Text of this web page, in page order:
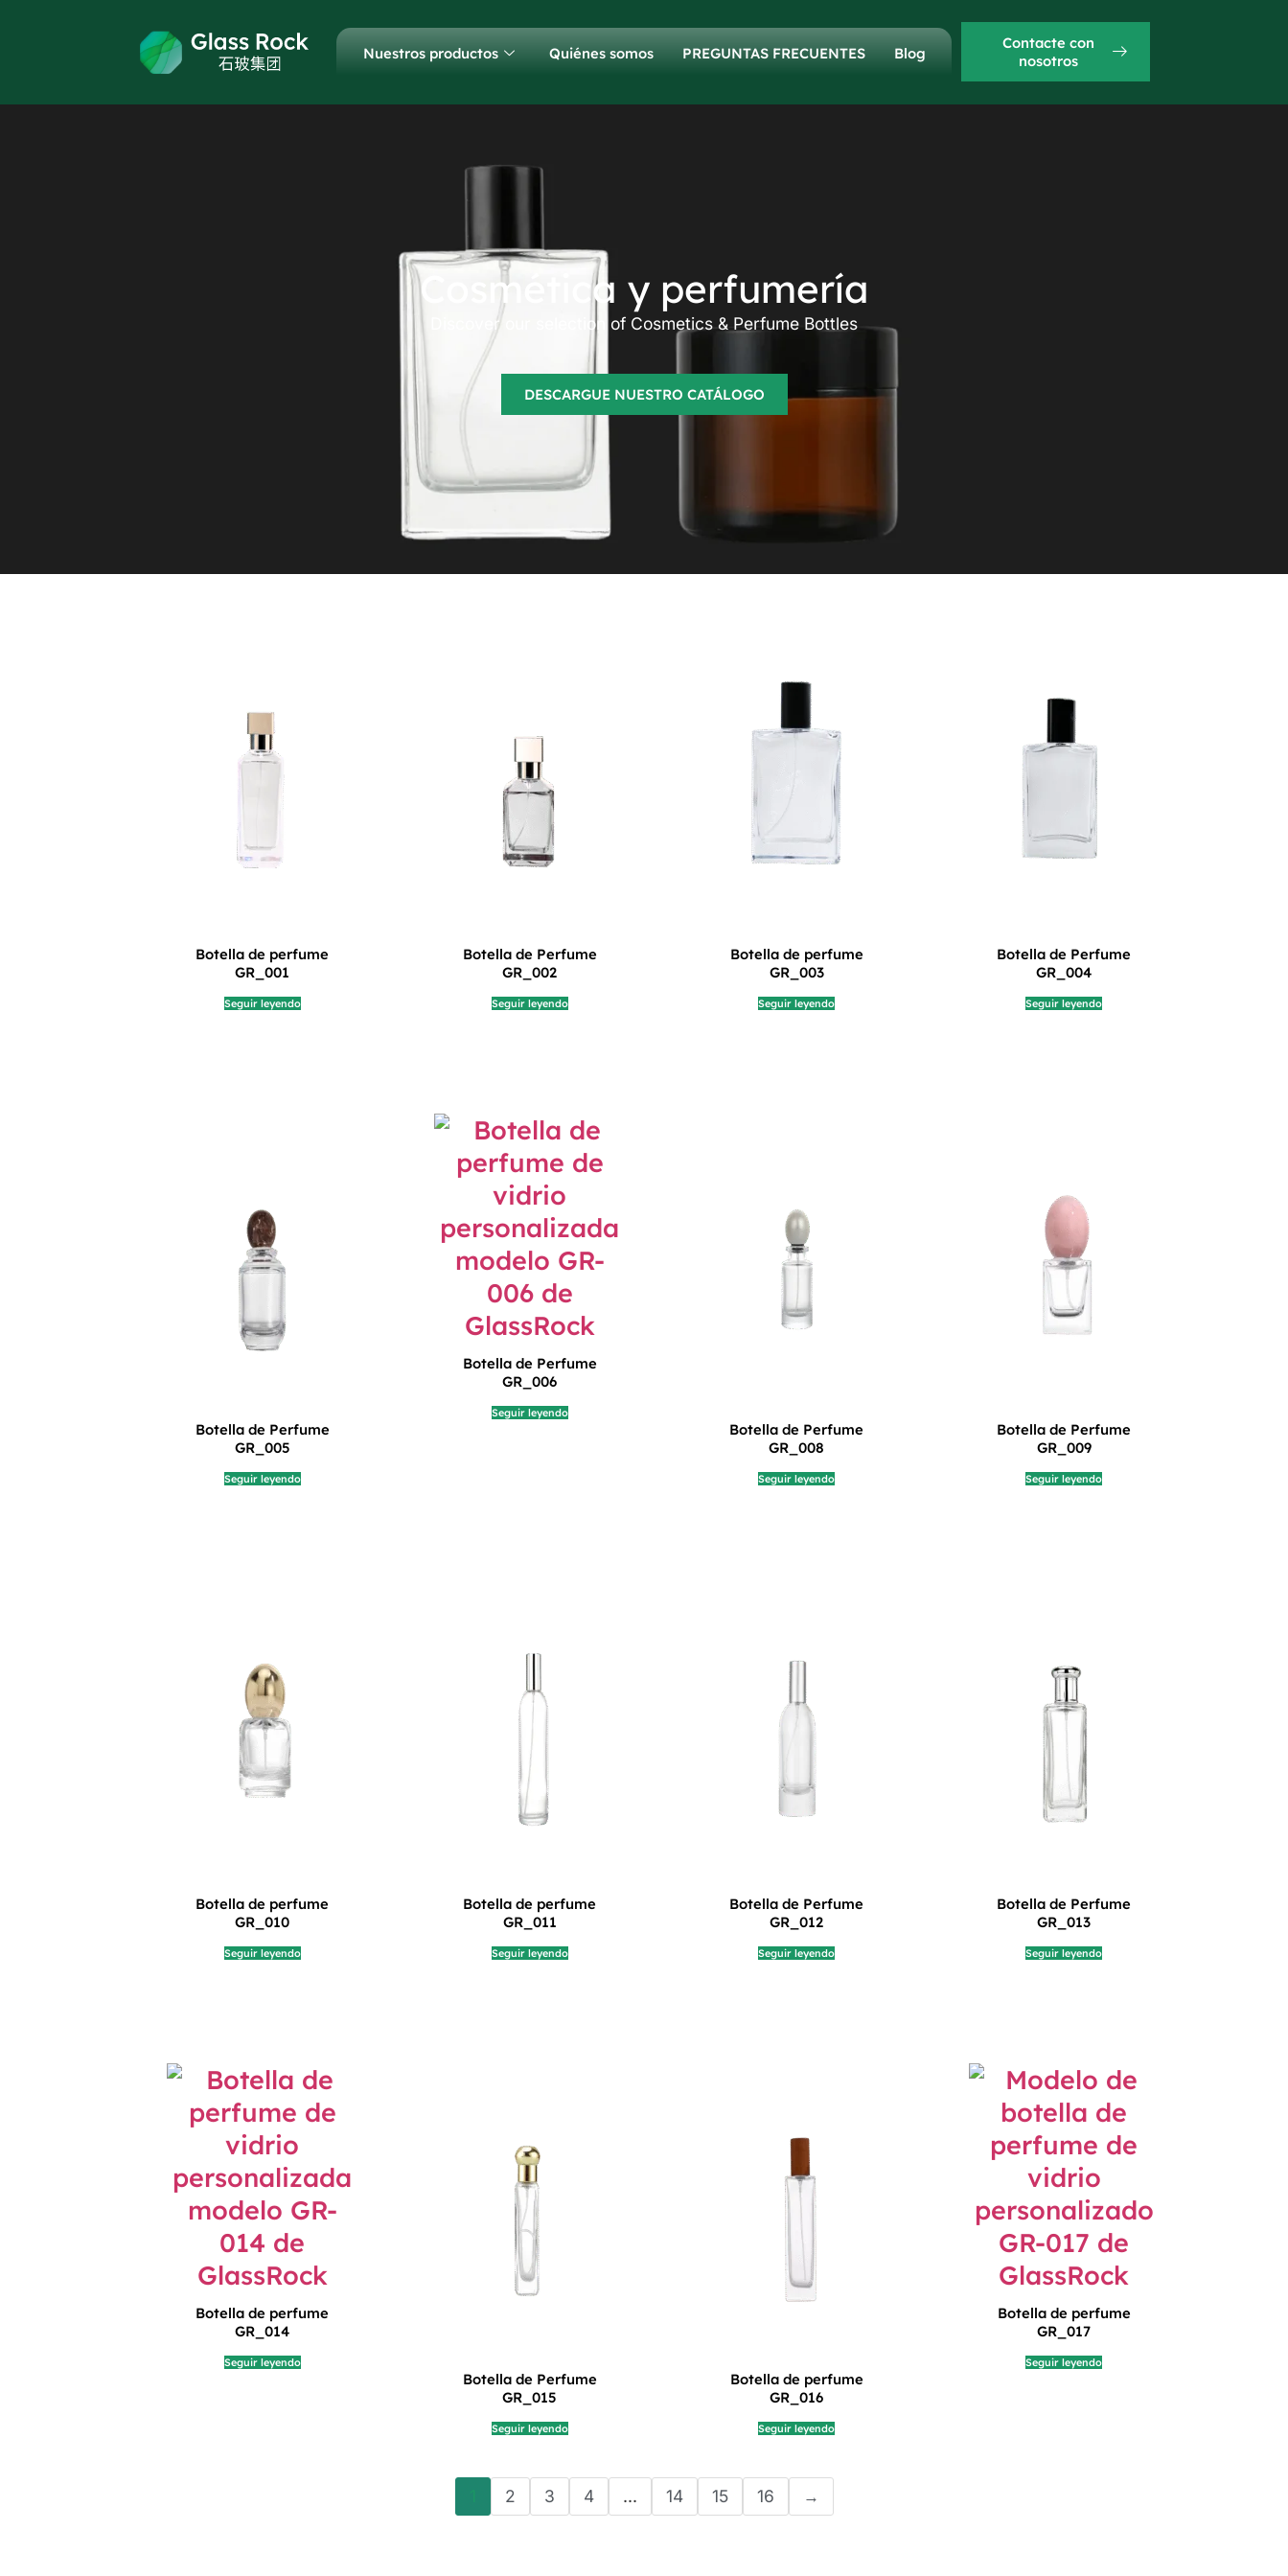
Nuestros productos Quiénes somos PREGUNTAS FRECUENTES Blog
Contacte con
nosotros
Cosmética y perfumería
Discover our selection of Cosmetics & Perfume Bottles
DESCARGUE NUESTRO CATÁLOGO
Botella de perfume
GR_001
Seguir leyendo
Botella de Perfume
GR_002
Seguir leyendo
Botella de perfume
GR_003
Seguir leyendo
Botella de Perfume
GR_004
Seguir leyendo
Botella de Perfume
GR_005
Seguir leyendo
Botella de Perfume
GR_006
Seguir leyendo
Botella de Perfume
GR_008
Seguir leyendo
Botella de Perfume
GR_009
Seguir leyendo
Botella de perfume
GR_010
Seguir leyendo
Botella de perfume
GR_011
Seguir leyendo
Botella de Perfume
GR_012
Seguir leyendo
Botella de Perfume
GR_013
Seguir leyendo
Botella de perfume
GR_014
Seguir leyendo
Botella de Perfume
GR_015
Seguir leyendo
Botella de perfume
GR_016
Seguir leyendo
Botella de perfume
GR_017
Seguir leyendo
2 3 4 ... 14 15 16 →